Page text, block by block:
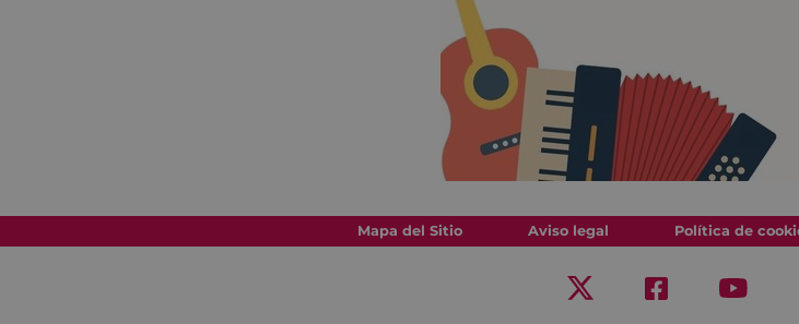
Mapa del Sitio Aviso legal Política de